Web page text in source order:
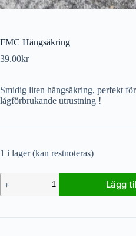
FMC Hängsäkring
39.00kr
Smidig liten hängsäkring, perfekt
lågförbrukande utrustning !
1 i lager (kan restnoteras)
Lägg